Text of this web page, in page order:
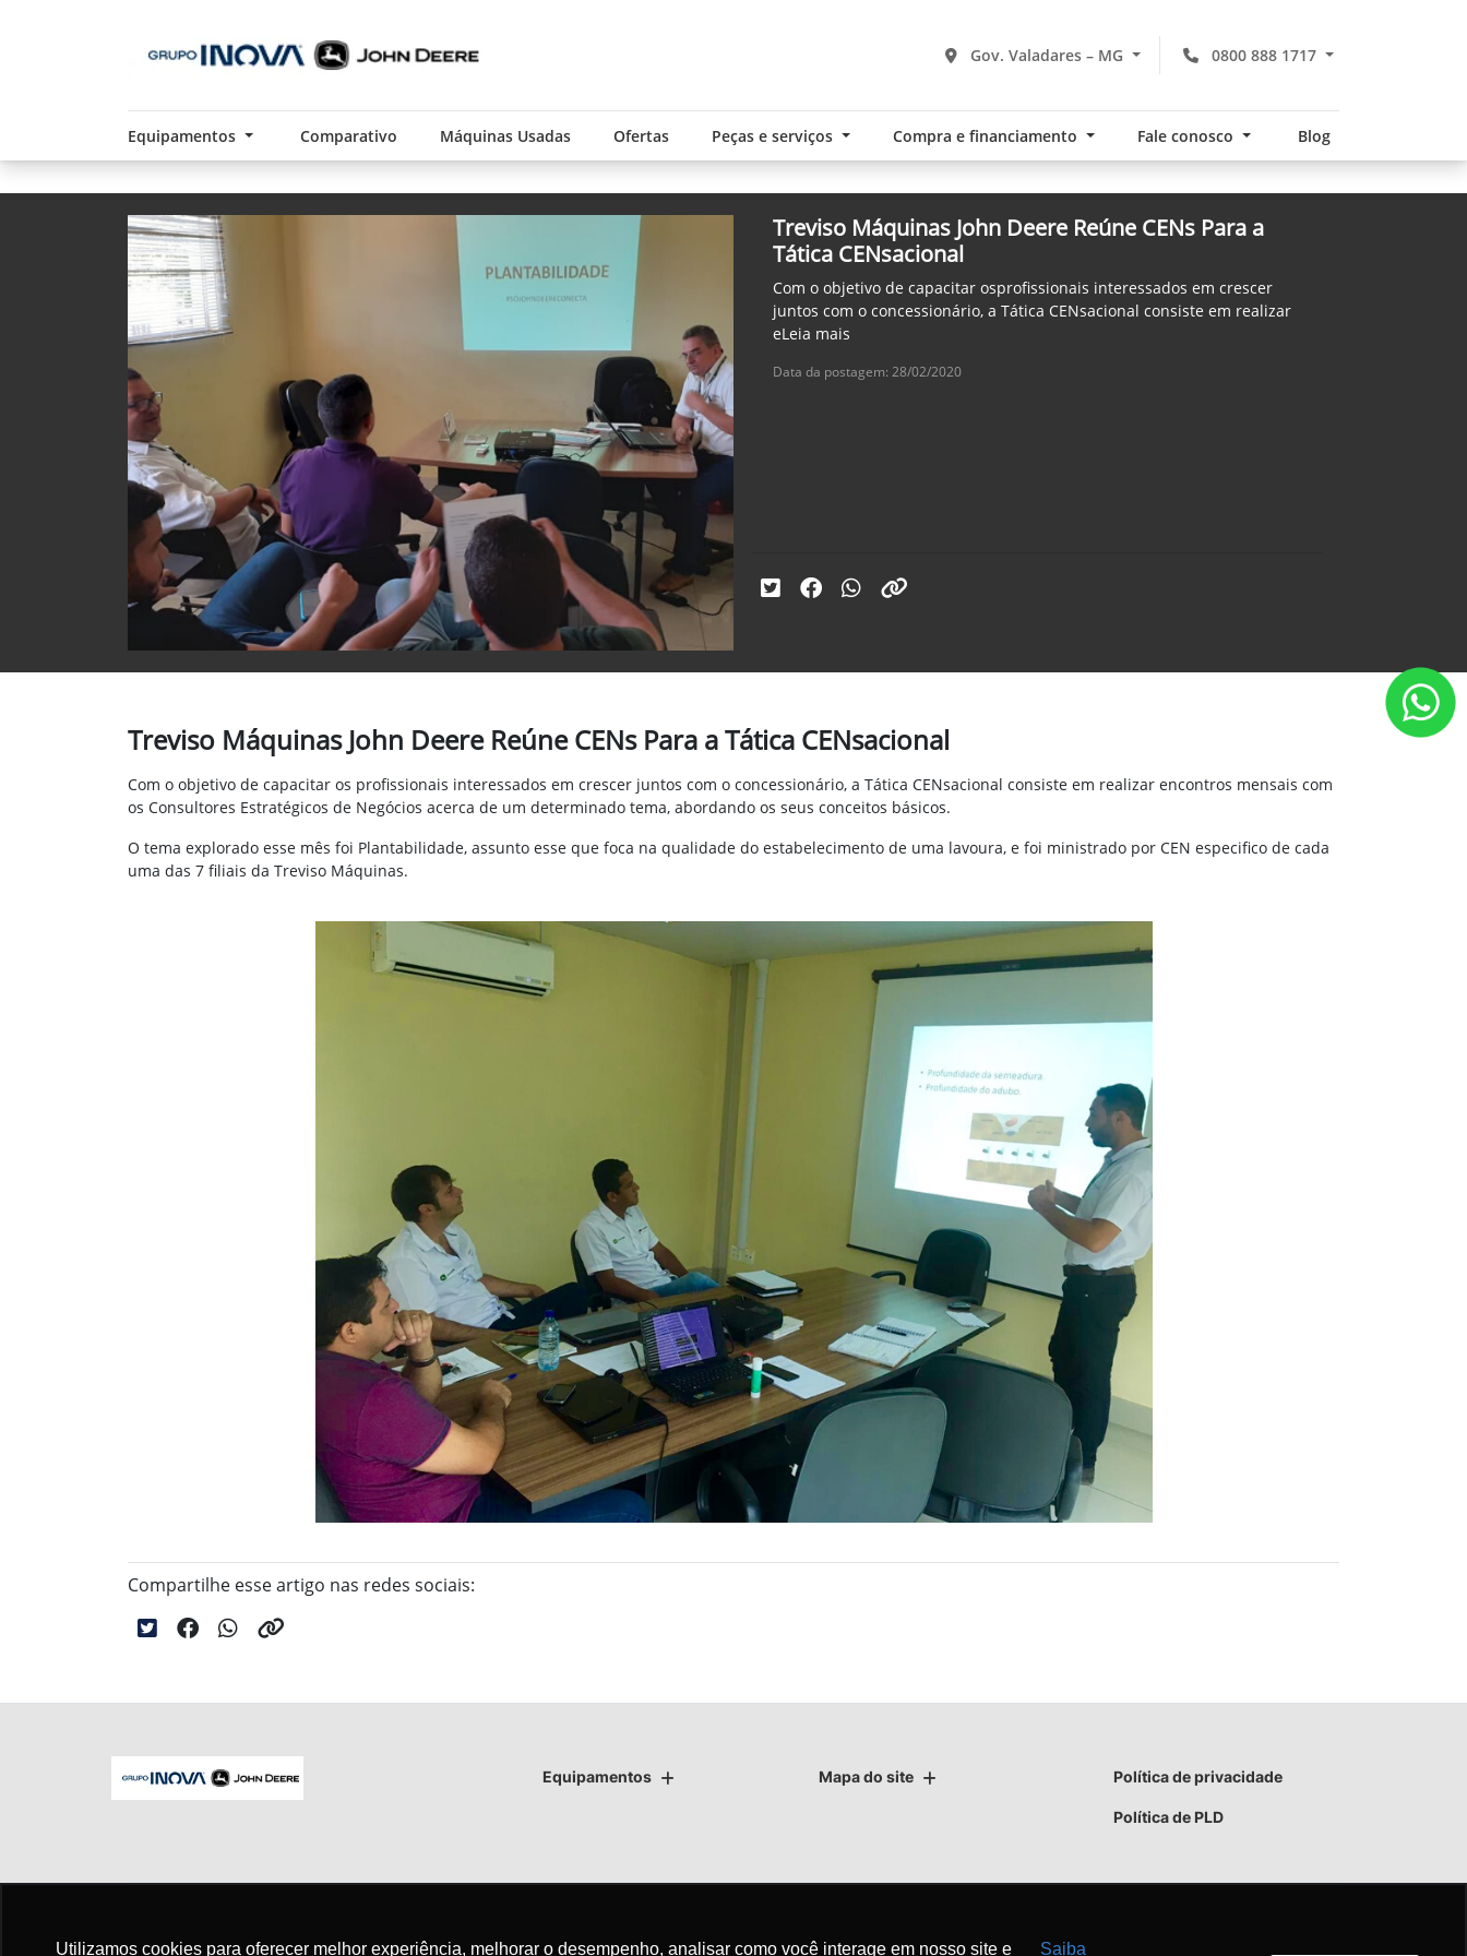
Utilizamos cookies para oferecer melhor experiência, melhorar o desempenho, analisar como você interage em nosso site e Saiba
0800 888 1717
Gov. Valadares – MG
Equipamentos Comparativo Máquinas Usadas Ofertas Peças e serviços Compra e financiamento Fale conosco Blog
Treviso Máquinas John Deere Reúne CENs Para a
Tática CENsacional
Com o objetivo de capacitar osprofissionais interessados em crescer
juntos com o concessionário, a Tática CENsacional consiste em realizar
eLeia mais
Data da postagem: 28/02/2020
Treviso Máquinas John Deere Reúne CENs Para a Tática CENsacional
Com o objetivo de capacitar os profissionais interessados em crescer juntos com o concessionário, a Tática CENsacional consiste em realizar encontros mensais com
os Consultores Estratégicos de Negócios acerca de um determinado tema, abordando os seus conceitos básicos.
O tema explorado esse mês foi Plantabilidade, assunto esse que foca na qualidade do estabelecimento de uma lavoura, e foi ministrado por CEN especifico de cada
uma das 7 filiais da Treviso Máquinas.
Compartilhe esse artigo nas redes sociais:
Equipamentos Mapa do site Política de privacidade
Política de PLD